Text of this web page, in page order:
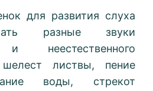
для развития слуха
разные звуки
и неестественного
шелест листвы, пение
воды, стрекот